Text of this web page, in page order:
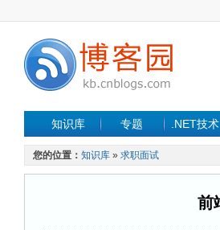
知识库 专题 .NET技术
您的位置： 知识库 » 求职面试
前